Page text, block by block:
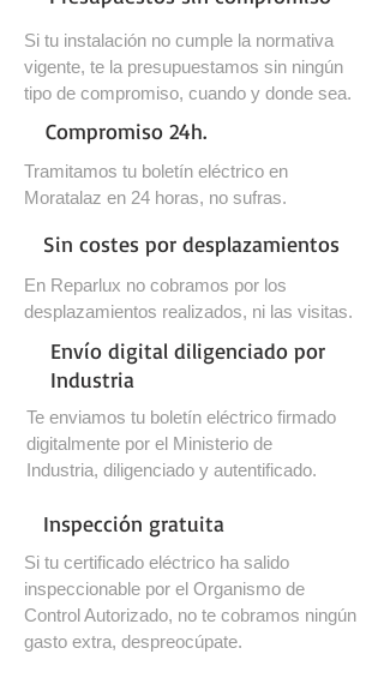
Si tu instalación no cumple la normativa
vigente, te la presupuestamos sin ningún
tipo de compromiso, cuando y donde sea.
Compromiso 24h.
Tramitamos tu boletín eléctrico en
Moratalaz en 24 horas, no sufras.
Sin costes por desplazamientos
En Reparlux no cobramos por los
desplazamientos realizados, ni las visitas.
Envío digital diligenciado por
Industria
Te enviamos tu boletín eléctrico firmado
digitalmente por el Ministerio de
Industria, diligenciado y autentificado.
Inspección gratuita
Si tu certificado eléctrico ha salido
inspeccionable por el Organismo de
Control Autorizado, no te cobramos ningún
gasto extra, despreocúpate.